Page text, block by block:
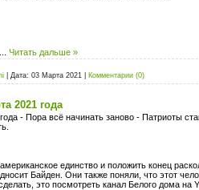
Читать дальше »
Дата: 03 Марта 2021 Комментарии (0)
2021 года
- Пора всё начинать заново - Патриоты
единство и положить конец
Байден. Они также поняли, что этот
это посмотреть канал Белого дома на